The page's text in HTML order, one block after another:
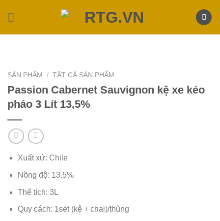
SẢN PHẨM / TẤT CẢ SẢN PHẨM
Passion Cabernet Sauvignon kệ xe kéo
pháo 3 Lít 13,5%
Xuất xứ: Chile
Nồng độ: 13.5%
Thể tích: 3L
Quy cách: 1set (kệ + chai)/thùng